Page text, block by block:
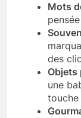
Mots
des
Objets
une
touche